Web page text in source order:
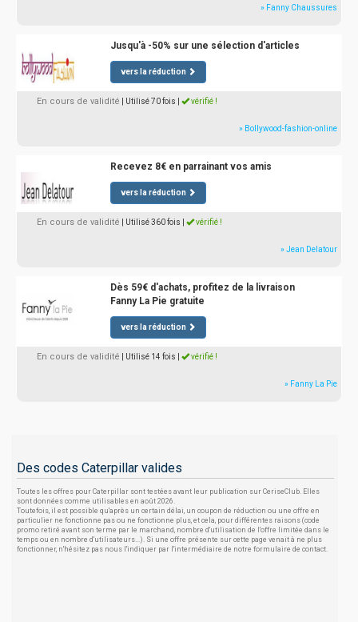
» Fanny Chaussures
Jusqu'à -50% sur une sélection d'articles
vers la réduction
En cours de validité | Utilisé 70 fois vérifié !
» Bollywood-fashion-online
Recevez 8€ en parrainant vos amis
vers la réduction
En cours de validité | Utilisé 360 fois vérifié !
» Jean Delatour
Dès 59€ d'achats, profitez de la livraison
Fanny La Pie gratuite
vers la réduction
En cours de validité | Utilisé 14 fois vérifié !
» Fanny La Pie
Des codes Caterpillar valides
Toutes les offres pour Caterpillar sont testées avant leur publication sur CeriseClub. Elles
sont données comme utilisables en août 2026.
Toutefois, il est possible qu'après un certain délai, un coupon de réduction ou une offre en
particulier ne fonctionne pas ou ne fonctionne plus, et cela, pour différentes raisons (code
promo retiré avant son terme par le marchand, nombre d'utilisation de l'offre limitée dans le
temps ou en nombre d'utilisateurs...). Si une offre présente sur cette page venait à ne plus
fonctionner, n'hésitez pas nous l'indiquer par l'intermédiaire de notre formulaire de contact.